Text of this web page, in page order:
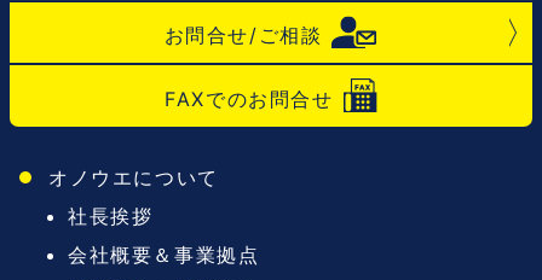
お問合せ/ご相談
FAXでのお問合せ
オノウエについて
社長挨拶
会社概要＆事業拠点